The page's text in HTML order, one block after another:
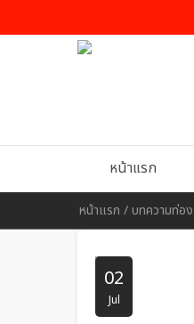
หน้าแรก
หน้าแรก /บทความท่อ
02
Jul